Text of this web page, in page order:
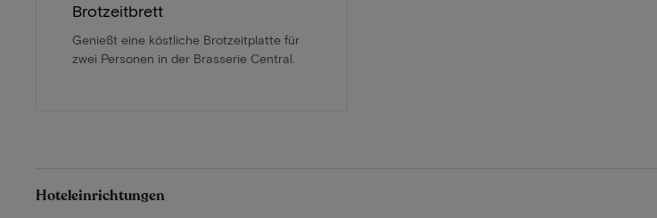
Brotzeitbrett
Genießt eine köstliche Brotzeitplatte für
zwei Personen in der Brasserie Central.
Hoteleinrichtungen